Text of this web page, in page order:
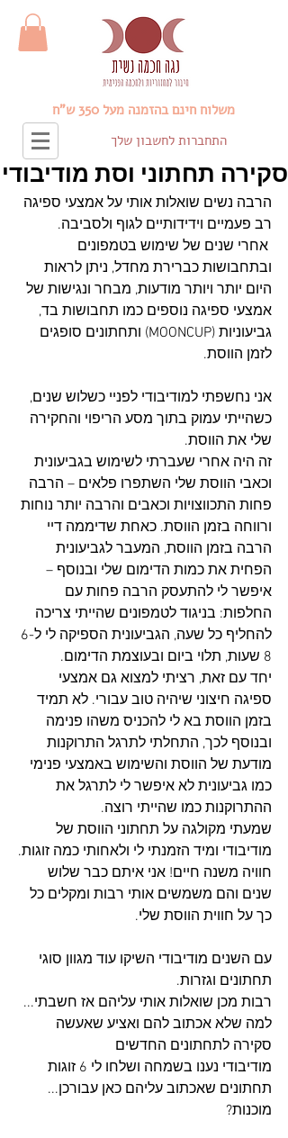
משלוח חינם בהזמנה מעל 350 ש"ח
התחברות לחשבון שלך
סקירה תחתוני וסת מודיבודי
הרבה נשים שואלות אותי על אמצעי ספיגה
רב פעמיים וידידותיים לגוף ולסביבה.
אחרי שנים של שימוש בטמפונים
ובתחבושות כברירת מחדל, ניתן לראות
היום יותר ויותר מודעות, מבחר ונגישות של
אמצעי ספיגה נוספים כמו תחבושות בד,
גביעוניות (MOONCUP) ותחתונים סופגים
לזמן הווסת.
אני נחשפתי למודיבודי לפניי כשלוש שנים,
כשהייתי עמוק בתוך מסע הריפוי והחקירה
שלי את הווסת.
זה היה אחרי שעברתי לשימוש בגביעונית
וכאבי הווסת שלי השתפרו פלאים – הרבה
פחות התכווצויות וכאבים והרבה יותר נוחות
ורווחה בזמן הווסת. כאחת שדיממה דיי
הרבה בזמן הווסת, המעבר לגביעונית
הפחית את כמות הדימום שלי ובנוסף –
איפשר לי להתעסק הרבה פחות עם
החלפות: בניגוד לטמפונים שהייתי צריכה
להחליף כל שעה, הגביעונית הספיקה לי ל6-
8 שעות, תלוי ביום ובעוצמת הדימום.
יחד עם זאת, רציתי למצוא גם אמצעי
ספיגה חיצוני שיהיה טוב עבורי. לא תמיד
בזמן הווסת בא לי להכניס משהו פנימה
ובנוסף לכך, התחלתי לתרגל התרוקנות
מודעת של הווסת והשימוש באמצעי פנימי
כמו גביעונית לא איפשר לי לתרגל את
ההתרוקנות כמו שהייתי רוצה.
שמעתי מקולגה על תחתוני הווסת של
מודיבודי ומיד הזמנתי לי ולאחותי כמה זוגות.
חוויה משנה חיים! אני איתם כבר שלוש
שנים והם משמשים אותי רבות ומקלים כל
כך על חווית הווסת שלי.
עם השנים מודיבודי השיקו עוד מגוון סוגי
תחתונים וגזרות.
רבות מכן שואלות אותי עליהם אז חשבתי...
למה שלא אכתוב להם ואציע שאעשה
סקירה לתחתונים החדשים
מודיבודי נענו בשמחה ושלחו לי 6 זוגות
תחתונים שאכתוב עליהם כאן עבורכן...
מוכנות?